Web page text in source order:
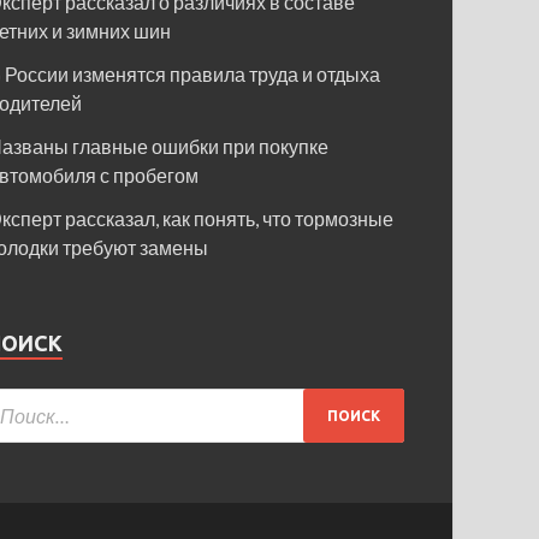
и зимних шин
России изменятся правила труда и отдыха
главные ошибки при покупке
с пробегом
рассказал, как понять, что тормозные
требуют замены